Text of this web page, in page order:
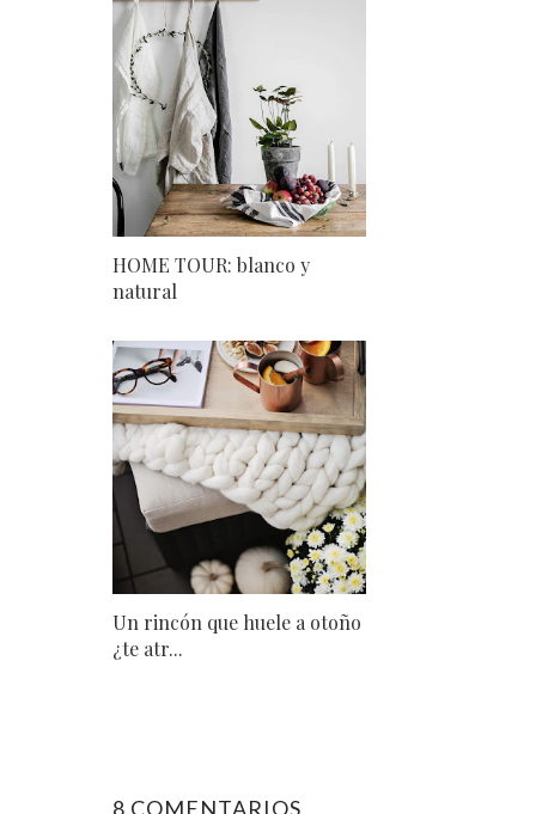
HOME TOUR: blanco y
natural
Un rincón que huele a otoño
¿te atr...
8 COMENTARIOS